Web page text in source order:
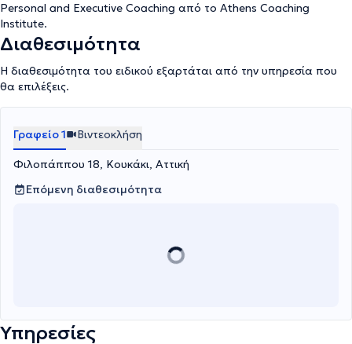
Personal and Executive Coaching από το Athens Coaching
Institute.
Διαθεσιμότητα
Η διαθεσιμότητα του ειδικού εξαρτάται από την υπηρεσία που
θα επιλέξεις.
Γραφείο 1 Βιντεοκλήση
Φιλοπάππου 18, Κουκάκι, Αττική
Επόμενη διαθεσιμότητα
Υπηρεσίες